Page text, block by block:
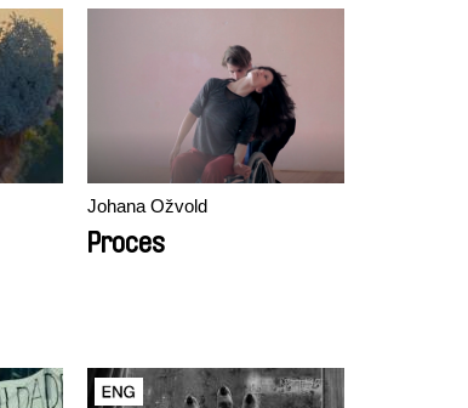
Johana Ožvold
Proces